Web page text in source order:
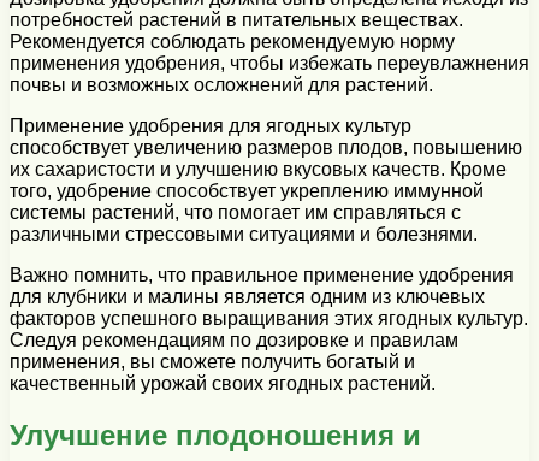
потребностей растений в питательных веществах.
Рекомендуется соблюдать рекомендуемую норму
применения удобрения, чтобы избежать переувлажнения
почвы и возможных осложнений для растений.
Применение удобрения для ягодных культур
способствует увеличению размеров плодов, повышению
их сахаристости и улучшению вкусовых качеств. Кроме
того, удобрение способствует укреплению иммунной
системы растений, что помогает им справляться с
различными стрессовыми ситуациями и болезнями.
Важно помнить, что правильное применение удобрения
для клубники и малины является одним из ключевых
факторов успешного выращивания этих ягодных культур.
Следуя рекомендациям по дозировке и правилам
применения, вы сможете получить богатый и
качественный урожай своих ягодных растений.
Улучшение плодоношения и